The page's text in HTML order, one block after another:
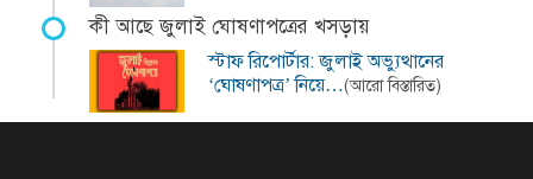
কী আছে জুলাই ঘোষণাপত্রের খসড়ায়
স্টাফ রিপোর্টার: জুলাই অভ্যুত্থানের
‘ঘোষণাপত্র’ নিয়ে…(আরো বিস্তারিত)